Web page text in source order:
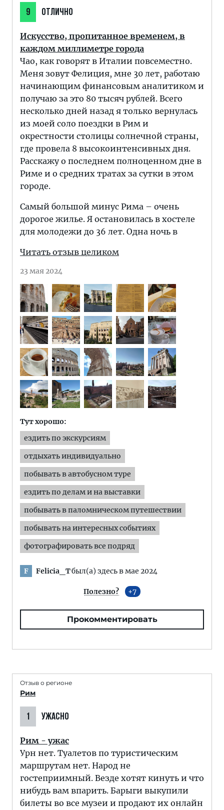
9 ОТЛИЧНО
Искусство, пропитанное временем, в
каждом миллиметре города
Чао, как говорят в Италии повсеместно.
Меня зовут Фелиция, мне 30 лет, работаю
начинающим финансовым аналитиком и
получаю за это 80 тысяч рублей. Всего
несколько дней назад я только вернулась
из моей соло поездки в Рим и
окрестности столицы солнечной страны,
где провела 8 высокоинтенсивных дня.
Расскажу о последнем полноценном дне в
Риме и о средних тратах за сутки в этом
городе.
Самый большой минус Рима – очень
дорогое жилье. Я остановилась в хостеле
для молодежи до 36 лет. Одна ночь в
Читать отзыв целиком
23 мая 2024
Тут хорошо:
ездить по экскурсиям
отдыхать индивидуально
побывать в автобусном туре
ездить по делам и на выставки
побывать в паломническом путешествии
побывать на интересных событиях
фотографировать все подряд
F Felicia_Tбыл(а) здесь в мае 2024
Полезно? 7
Прокомментировать
Отзыв о регионе
Рим
1 УЖАСНО
Рим - ужас
Урн нет. Туалетов по туристическим
маршрутам нет. Народ не
гостеприимный. Везде хотят кинуть и что
нибудь вам впарить. Барыги выкупили
билеты во все музеи и продают их онлайн